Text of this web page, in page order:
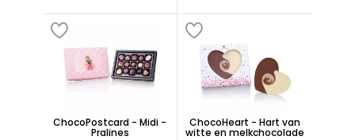
ChocoPostcard - Midi -
Pralines
ChocoHeart - Hart van
witte en melkchocolade